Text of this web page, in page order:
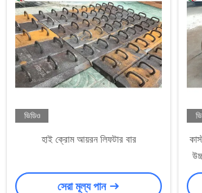
ভিডিও
হাই ক্রোম আয়রন লিফটার বার
সেরা মূল্য পান